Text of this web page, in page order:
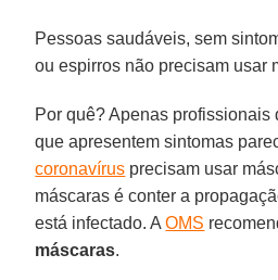
Pessoas saudáveis, sem
ou espirros não precisam usar
Por quê? Apenas profissionais
que apresentem sintomas
coronavírus precisam usar
máscaras é conter a
está infectado. AOMS
máscaras.